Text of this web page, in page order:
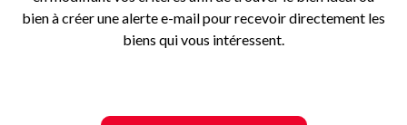
bien à créer une alerte e-mail pour recevoir directement les
biens qui vous intéressent.